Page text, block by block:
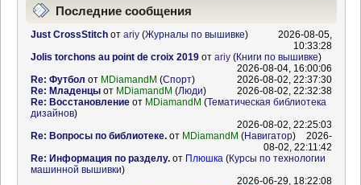
Информационный центр
Последние сообщения
Just CrossStitchот ariy(Журналы по вышивке)
2026-08-05,
10:33:28
Jolis torchons au point de croix 2019от ariy(Книги по вышивке)
2026-08-04, 16:00:06
Re: Футбол от MDiamandM (Спорт)
2026-08-02, 22:37:30
Re: Младенцыот MDiamandM (Люди)
2026-08-02, 22:32:38
Re: Восстановлениеот MDiamandM (Тематическая библиотека
дизайнов)
2026-08-02, 22:25:03
Re: Вопросы по библиотеке.от MDiamandM (Навигатор)
2026-
08-02, 22:11:42
Re: Информация по разделу.от Плюшка (Курсы по технологии
машинной вышивки)
2026-06-29, 18:22:08